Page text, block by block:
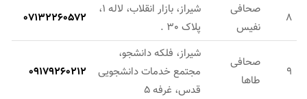
8
صحافی
نفیس
شیراز، بازار انقلاب، لاله 1،
پلاک 30 .
07132260572
9
صحافی
طاها
شیراز، فلکه دانشجو،
مجتمع خدمات دانشجویی
قدس، غرفه 5
09179260212